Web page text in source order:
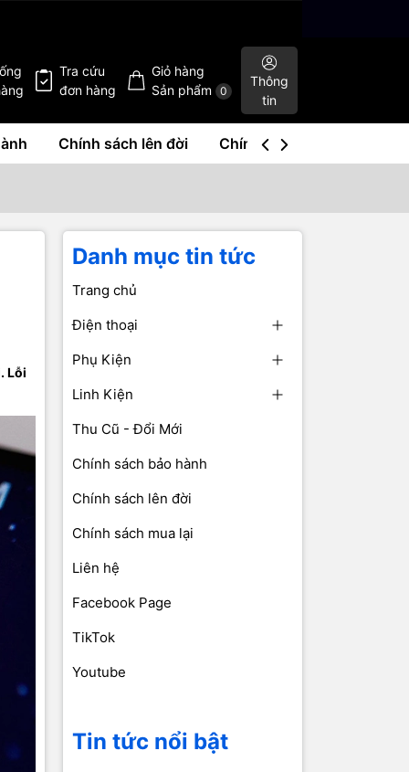
Tra cứu
đơn hàng
Giỏ hàng
Sản phẩm
0
Thông
tin
Chính sách lên đời Chính sách mua lại
Lỗi
Danh mục tin tức
Trang chủ
Điện thoại
Phụ Kiện
Linh Kiện
Thu Cũ - Đổi Mới
Chính sách bảo hành
Chính sách lên đời
Chính sách mua lại
Liên hệ
Facebook Page
TikTok
Youtube
Tin tức nổi bật